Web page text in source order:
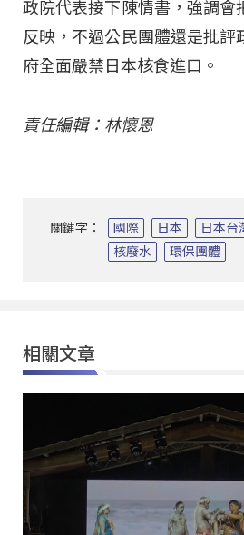
政院代表接下陳情書，強調會
反映，不過公民團體還是批評
府全面嚴禁日本核食進口。
責任編輯：林懷恩
關鍵字： 國際 日本
日本台
核廢水
環保團體
相關文章